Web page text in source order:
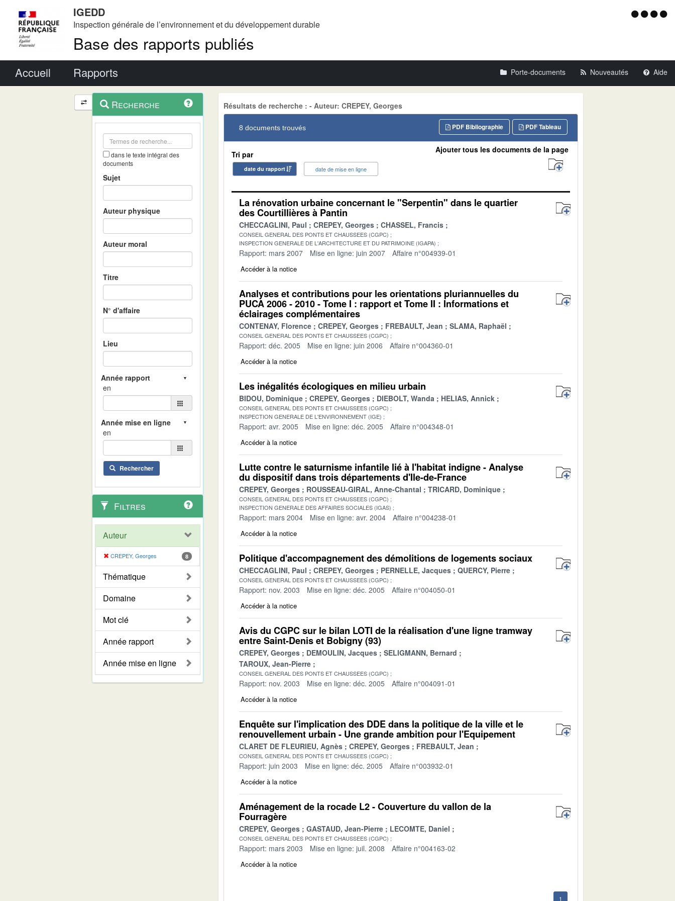
IGEDD
Inspection générale de l’environnement et du développement durable
Base des rapports publiés
Menu
Accueil Rapports Porte-documents Nouveautés Aide
Navigation
et
outils
contextuel
Recherche
dans le texte intégral des
documents
Sujet
Auteur physique
Auteur moral
Titre
N° d'affaire
Lieu
en
en
Rechercher
Filtres
Auteur
CREPEY, Georges 8
Thématique
Domaine
Mot clé
Année rapport
Année mise en ligne
Résultats de recherche : - Auteur: CREPEY, Georges
8 documents trouvés PDF Tableau
PDF Bibliographie
Tri par
date du rapport date de mise en ligne
Ajouter tous les documents de la page
La rénovation urbaine concernant le "Serpentin" dans le quartier
des Courtillières à Pantin
CHECCAGLINI, Paul CREPEY, Georges CHASSEL, Francis
CONSEIL GENERAL DES PONTS ET CHAUSSEES (CGPC)
INSPECTION GENERALE DE L'ARCHITECTURE ET DU PATRIMOINE (IGAPA)
Rapport: mars 2007 Mise en ligne: juin 2007 Affaire n°004939-01
Accéder à la notice
Analyses et contributions pour les orientations pluriannuelles du
PUCA 2006 - 2010 - Tome I : rapport et Tome II : Informations et
éclairages complémentaires
CONTENAY, Florence CREPEY, Georges FREBAULT, Jean SLAMA, Raphaël
CONSEIL GENERAL DES PONTS ET CHAUSSEES (CGPC)
Rapport: déc. 2005 Mise en ligne: juin 2006 Affaire n°004360-01
Accéder à la notice
Les inégalités écologiques en milieu urbain
BIDOU, Dominique CREPEY, Georges DIEBOLT, Wanda HELIAS, Annick
CONSEIL GENERAL DES PONTS ET CHAUSSEES (CGPC)
INSPECTION GENERALE DE L'ENVIRONNEMENT (IGE)
Rapport: avr. 2005 Mise en ligne: déc. 2005 Affaire n°004348-01
Accéder à la notice
Lutte contre le saturnisme infantile lié à l'habitat indigne - Analyse
du dispositif dans trois départements d'Ile-de-France
CREPEY, Georges ROUSSEAU-GIRAL, Anne-Chantal TRICARD, Dominique
CONSEIL GENERAL DES PONTS ET CHAUSSEES (CGPC)
INSPECTION GENERALE DES AFFAIRES SOCIALES (IGAS)
Rapport: mars 2004 Mise en ligne: avr. 2004 Affaire n°004238-01
Accéder à la notice
Politique d'accompagnement des démolitions de logements sociaux
CHECCAGLINI, Paul CREPEY, Georges PERNELLE, Jacques QUERCY, Pierre
CONSEIL GENERAL DES PONTS ET CHAUSSEES (CGPC)
Rapport: nov. 2003 Mise en ligne: déc. 2005 Affaire n°004050-01
Accéder à la notice
Avis du CGPC sur le bilan LOTI de la réalisation d'une ligne tramway
entre Saint-Denis et Bobigny (93)
CREPEY, Georges DEMOULIN, Jacques
SELIGMANN, Bernard
TAROUX, Jean-Pierre
CONSEIL GENERAL DES PONTS ET CHAUSSEES (CGPC)
Rapport: nov. 2003 Mise en ligne: déc. 2005 Affaire n°004091-01
Accéder à la notice
Enquête sur l'implication des DDE dans la politique de la ville et le
renouvellement urbain - Une grande ambition pour l'Equipement
CLARET DE FLEURIEU, Agnès CREPEY, Georges FREBAULT, Jean
CONSEIL GENERAL DES PONTS ET CHAUSSEES (CGPC)
Rapport: juin 2003 Mise en ligne: déc. 2005 Affaire n°003932-01
Accéder à la notice
Aménagement de la rocade L2 - Couverture du vallon de la
Fourragère
CREPEY, Georges GASTAUD, Jean-Pierre LECOMTE, Daniel
CONSEIL GENERAL DES PONTS ET CHAUSSEES (CGPC)
Rapport: mars 2003 Mise en ligne: juil. 2008 Affaire n°004163-02
Accéder à la notice
1